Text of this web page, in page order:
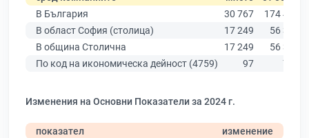
В България
30 767
174 403
В област София (столица)
17 249
56 378
В община Столична
17 249
56 378
По код на икономическа дейност (4759)
97 772
Изменения на Основни Показатели за 2024 г.
показател
изменение